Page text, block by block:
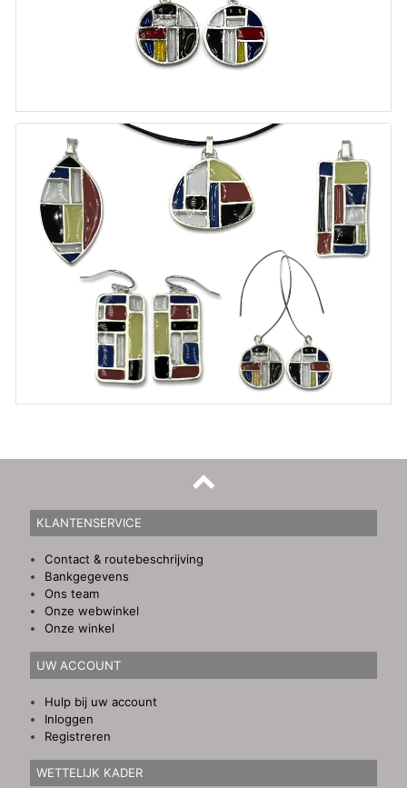
KLANTENSERVICE
Contact & routebeschrijving
Bankgegevens
Ons team
Onze webwinkel
Onze winkel
UW ACCOUNT
Hulp bij uw account
Inloggen
Registreren
WETTELIJK KADER